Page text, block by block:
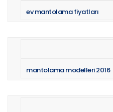
ev mantolama fiyatları
mantolama modelleri 2016